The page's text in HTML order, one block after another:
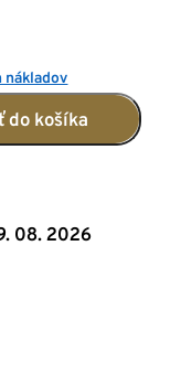
nákladov
do košíka
08. 2026